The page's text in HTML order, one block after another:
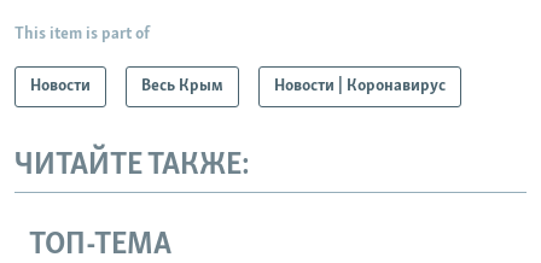
This item is part of
Новости Весь Крым Новости | Коронавирус
ЧИТАЙТЕ ТАКЖЕ:
ТОП-ТЕМА